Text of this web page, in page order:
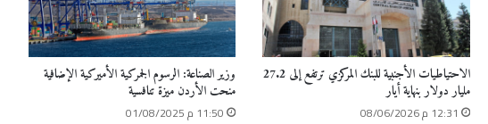
الاحتياطيات الأجنبية للبنك المركزي ترتفع إلى 27.2
مليار دولار بنهاية أيار
12:31 م 08/06/2026
وزير الصناعة: الرسوم الجمركية الأميركية الإضافية
منحت الأردن ميزة تنافسية
11:50 م 01/08/2025